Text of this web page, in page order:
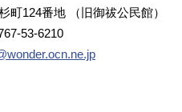
町124番地 （旧御祓公民館）
53-6210